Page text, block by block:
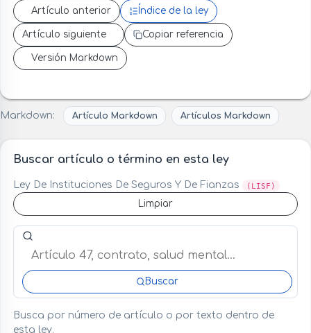
Artículo anterior Índice de la ley
Artículo siguiente Copiar referencia
Versión Markdown
Markdown: Artículo Markdown Artículos Markdown
Buscar artículo o término en esta ley
Ley De Instituciones De Seguros Y De Fianzas (LISF)
Limpiar
Buscar artículo o término en esta ley
Buscar
Busca por número de artículo o por texto dentro de
esta ley.